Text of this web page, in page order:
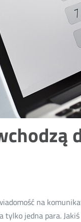
na
tylko jedna para.